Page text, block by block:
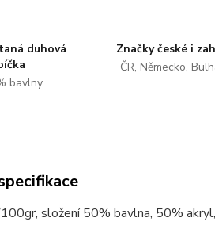
duhová
bavlny
Značky české i
ČR, Německo,
složení 50% bavlna, 50%